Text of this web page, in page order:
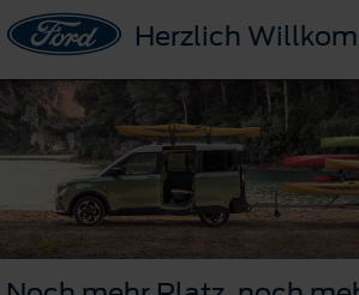
Herzlich